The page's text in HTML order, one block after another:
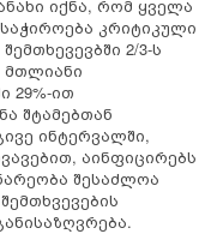
იქნა, რომ ყველა
კრიტიკული
2/3-ს
მთლიანი
29%-ით
შტამებთან
ინტერვალში,
აინფიცირებს
შესაძლოა